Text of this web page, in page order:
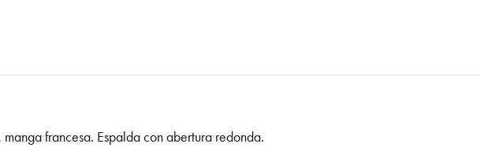
francesa. Espalda con abertura redonda.